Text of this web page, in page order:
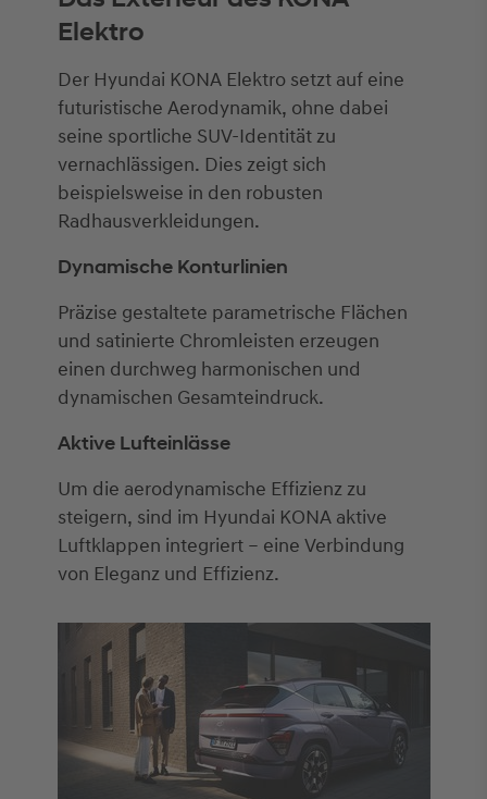
Elektro
Der Hyundai KONA Elektro setzt auf eine
futuristische Aerodynamik, ohne dabei
seine sportliche SUV-Identität zu
vernachlässigen. Dies zeigt sich
beispielsweise in den robusten
Radhausverkleidungen.
Dynamische Konturlinien
Präzise gestaltete parametrische Flächen
und satinierte Chromleisten erzeugen
einen durchweg harmonischen und
dynamischen Gesamteindruck.
Aktive Lufteinlässe
Um die aerodynamische Effizienz zu
steigern, sind im Hyundai KONA aktive
Luftklappen integriert – eine Verbindung
von Eleganz und Effizienz.